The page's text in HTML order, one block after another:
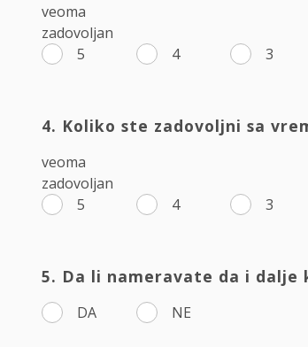
veoma
zadovoljan
5
4 3
4. Koliko ste zadovoljni sa
veoma
zadovoljan
5
4 3
5. Da li nameravate da i dalje
DA NE